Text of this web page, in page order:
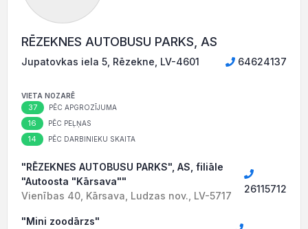
RĒZEKNES AUTOBUSU PARKS, AS
Jupatovkas iela 5, Rēzekne, LV-4601 64624137
VIETA NOZARĒ
37 PĒC APGROZĪJUMA
16 PĒC PEĻŅAS
14 PĒC DARBINIEKU SKAITA
"RĒZEKNES AUTOBUSU PARKS", AS, filiāle
"Autoosta "Kārsava""
Vienības 40, Kārsava, Ludzas nov., LV-5717
26115712
"Mini zoodārzs"